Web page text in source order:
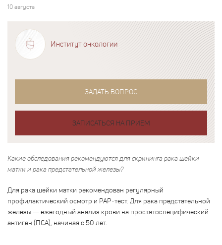
10 августа
Институт онкологии
ЗАДАТЬ ВОПРОС
ЗАПИСАТЬСЯ НА ПРИЕМ
Какие обследования рекомендуются для скрининга рака шейки
матки и рака предстательной железы?
Для рака шейки матки рекомендован регулярный
профилактический осмотр и PAP-тест. Для рака предстательной
железы — ежегодный анализ крови на простатоспецифический
антиген (ПСА), начиная с 50 лет.